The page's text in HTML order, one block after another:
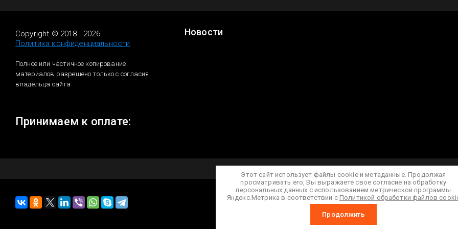
Copyright © 2018 - 2026
Политика конфиденциальности
Полное или частичное копирование
материалов разрешено только с согласия
владельца сайта
Новости
Принимаем к оплате:
Этот сайт использует файлы cookie и метаданные. Продолжая
просматривать его, Вы выражаете свое согласие на обработку
персональных данных с использованием метрической программы
Яндекс.Метрика в соответствии с Политикой обработки файлов
Продолжить